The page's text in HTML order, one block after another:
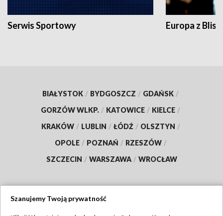
Serwis Sportowy Europa z
BIAŁYSTOK / BYDGOSZCZ / GDAŃSK /
GORZÓW WLKP. / KATOWICE / KIELCE /
KRAKÓW / LUBLIN / ŁÓDŹ / OLSZTYN /
OPOLE / POZNAŃ / RZESZÓW /
SZCZECIN / WARSZAWA / WROCŁAW
Szanujemy Twoją prywatność